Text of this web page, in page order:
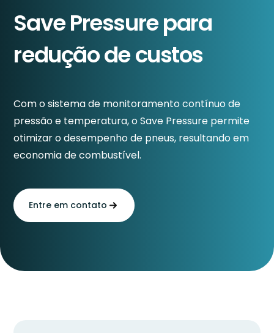
Save Pressure para
redução de custos
Com o sistema de monitoramento contínuo de
pressão e temperatura, o Save Pressure permite
otimizar o desempenho de pneus, resultando em
economia de combustível.
Entre em contato